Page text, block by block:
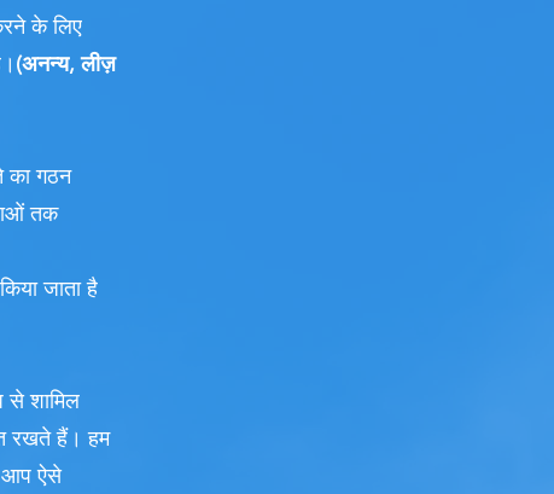
के लिए
(अनन्य, लीज़
का गठन
तक
जाता है
से शामिल
रखते हैं। हम
आप ऐसे